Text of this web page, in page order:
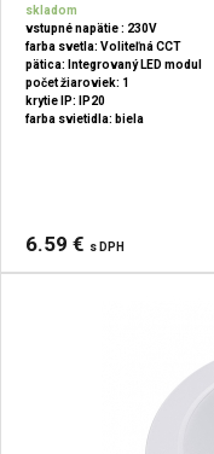
skladom
vstupné napätie : 230V
farba svetla: Voliteľná CCT
pätica: Integrovaný LED modul
počet žiaroviek: 1
krytie IP: IP20
farba svietidla: biela
6.59 € s DPH